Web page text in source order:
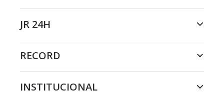
JR 24H
RECORD
INSTITUCIONAL